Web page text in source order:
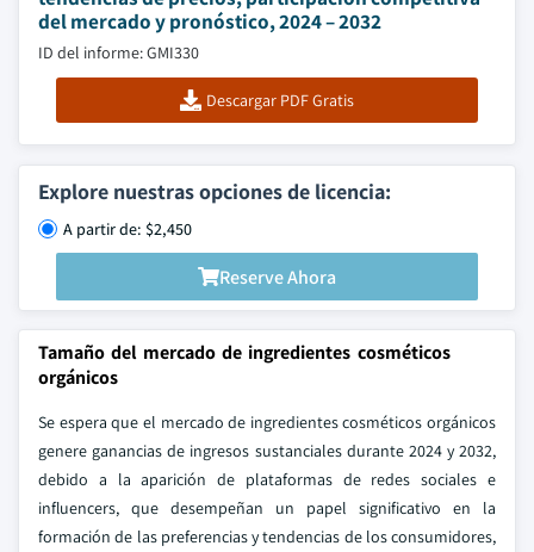
del mercado y pronóstico, 2024 – 2032
ID del informe: GMI330
Descargar PDF Gratis
Explore nuestras opciones de licencia:
A partir de: $2,450
Reserve Ahora
Tamaño del mercado de ingredientes cosméticos
orgánicos
Se espera que el mercado de ingredientes cosméticos orgánicos
genere ganancias de ingresos sustanciales durante 2024 y 2032,
debido a la aparición de plataformas de redes sociales e
influencers, que desempeñan un papel significativo en la
formación de las preferencias y tendencias de los consumidores,